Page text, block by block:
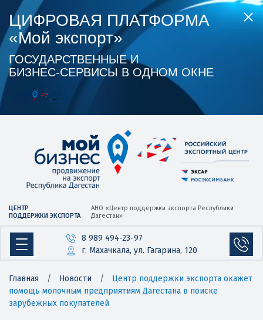
ЦИФРОВАЯ ПЛАТФОРМА
«Мой экспорт»
ГОСУДАРСТВЕННЫЕ И
БИЗНЕС‑СЕРВИСЫ В ОДНОМ ОКНЕ
ЦЕНТР
ПОДДЕРЖКИ ЭКСПОРТА
АНО «Центр поддержки экспорта Республики
Дагестан»
8 989 494-23-97
г. Махачкала, ул. Гагарина, 120
Главная / Новости /
Центр поддержки экспорта окажет
помощь молочным предприятиям Дагестана в поиске
зарубежных покупателей